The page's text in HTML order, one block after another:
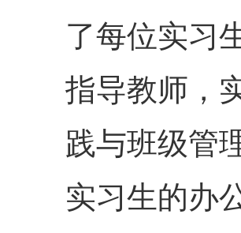
了每位实习
指导教师，
践与班级管
实习生的办